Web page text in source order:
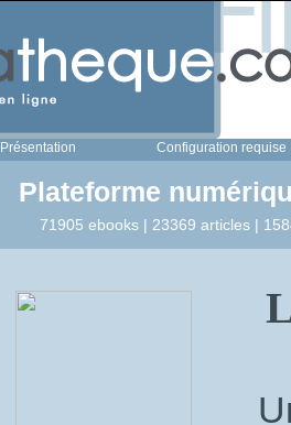
Présentation Configuration requise
Plateforme
71905 ebooks | 23369 articles |